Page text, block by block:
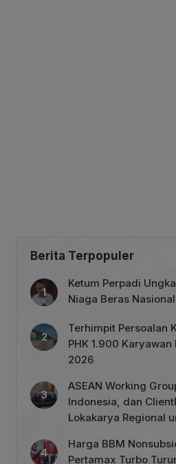
Berita Terpopuler
Ketum Perpadi
Niaga Beras Nasional
Terhimpit Persoalan
PHK 1.900
2026
ASEAN Working
Indonesia, dan
Lokakarya Regional
Harga BBM
Pertamax Turbo